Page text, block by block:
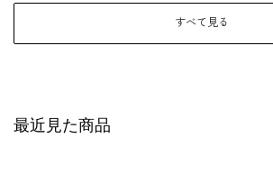
すべて見る
最近見た商品